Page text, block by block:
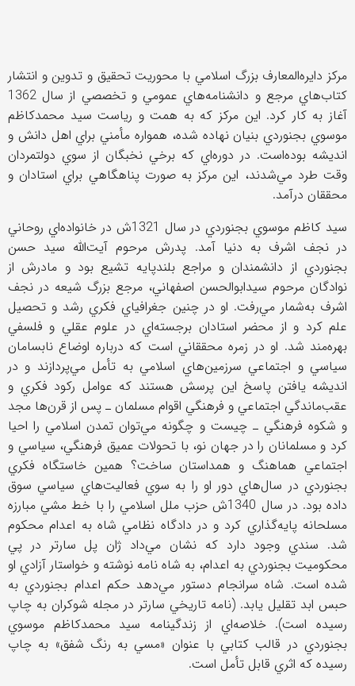
مركز دايره‌المعارف‌ بزرگ اسلامي با محوريت تحقيق و تدوين و انتشار
كتاب‌هاي مرجع و دانشنامه‌هاي عمومي و تخصصي از سال 1362
آغاز به كار كرد. اين مركز كه به همت و رياست سيد محمدكاظم
موسوي بجنوردي بنيان نهاده شده، همواره مأمني براي اهل دانش و
انديشه بوده‌‌است. در دوره‌اي كه برخي نخبگان از سوي دولتمردان
وقت طرد مي‌‌شدند، اين مركز به صورت پناهگاهي براي استادان و
محققان درآمد.
سيد كاظم موسوي بجنوردي در سال 1321ش در خانواده‌اي روحاني
در نجف اشرف به دنيا آمد. پدرش مرحوم آيت‌الله سيد حسن
بجنوردي از دانشمندان و مراجع بلندپايه تشيع بود و مادرش از
نوادگان مرحوم سيدابوالحسن اصفهاني، مرجع بزرگ شيعه در نجف
اشرف به‌شمار مي‌رفت. او در چنين جغرافياي فكري‌ رشد و تحصيل
علم كرد و از محضر استادان برجسته‌اي در علوم عقلي و فلسفي
بهره‌مند شد. او در زمره محققاني است كه درباره اوضاع نابسامان
سياسي و اجتماعي سرزمين‌هاي اسلامي به تأمل مي‌پردازند و در
انديشه يافتن پاسخ اين پرسش هستند كه عوامل ركود فكري و
عقب‌ماندگي اجتماعي و فرهنگي اقوام مسلمان ـ پس از قرن‌ها مجد
و شكوه فرهنگي ـ چيست و چگونه مي‌توان تمدن اسلامي را احيا
كرد و مسلمانان را در جهان نو، با تحولات عميق فرهنگي، سياسي و
اجتماعي هماهنگ و همداستان ساخت؟ همين خاستگاه فكري
بجنوردي در سال‌هاي دور او را به سوي فعاليت‌هاي سياسي سوق
داده بود. در سال 1340ش حزب ملل اسلامي را با خط مشي مبارزه
مسلحانه پايه‌گذاري كرد و در دادگاه نظامي شاه به اعدام محكوم
شد. سندي وجود دارد كه نشان مي‌داد ژان پل سارتر در پي
محكوميت بجنوردي به اعدام، به شاه نامه نوشته و خواستار آزادي او
شده است. شاه سرانجام دستور مي‌دهد حكم اعدام بجنوردي به
حبس ابد تقليل يابد. (نامه تاريخي سارتر در مجله شوكران به چاپ
رسيده است). خلاصه‌اي از زندگينامه سيد محمدكاظم موسوي
بجنوردي در قالب كتابي با عنوان «مسي به رنگ شفق» به چاپ
رسيده كه اثري قابل تأمل ‌است.